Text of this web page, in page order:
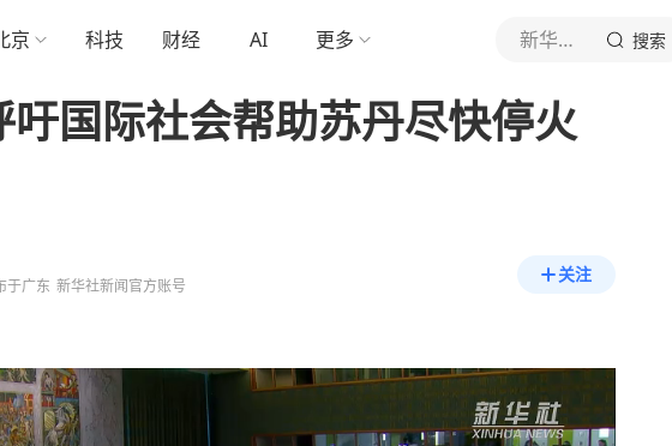
京 科技 财经 AI 更多 新华社新闻 搜索
吁国际社会帮助苏丹尽快停火
于广东 新华社新闻官方账号
关注